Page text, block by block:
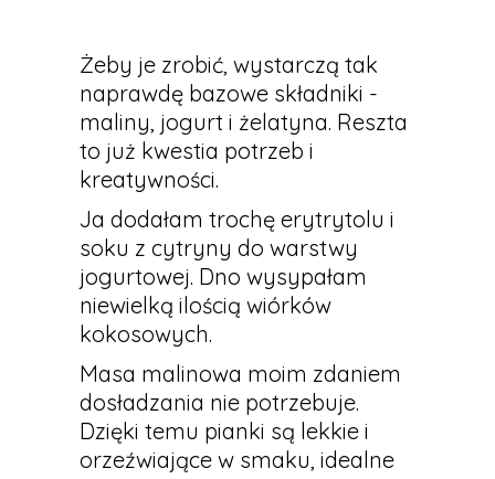
Żeby je zrobić, wystarczą tak
naprawdę bazowe składniki -
maliny, jogurt i żelatyna. Reszta
to już kwestia potrzeb i
kreatywności.
Ja dodałam trochę erytrytolu i
soku z cytryny do warstwy
jogurtowej. Dno wysypałam
niewielką ilością wiórków
kokosowych.
Masa malinowa moim zdaniem
dosładzania nie potrzebuje.
Dzięki temu pianki są lekkie i
orzeźwiające w smaku, idealne